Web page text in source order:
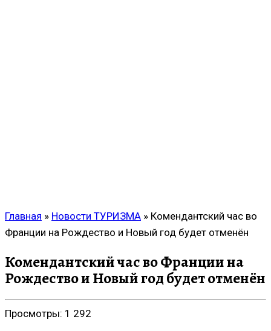
Главная » Новости ТУРИЗМА » Комендантский час во
Франции на Рождество и Новый год будет отменён
Комендантский час во Франции на
Рождество и Новый год будет отменён
Просмотры: 1 292